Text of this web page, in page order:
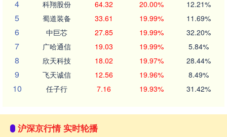
4 科翔股份 64.32 20.00% 12.21%
5 蜀道装备 33.61 19.99% 11.69%
6 中巨芯 27.85 19.99% 32.20%
7 广哈通信 19.03 19.99% 5.84%
8 欣天科技 18.02 19.97% 28.44%
9 飞天诚信 12.56 19.96% 8.49%
10 任子行 7.16 19.93% 31.42%
沪深京行情 实时轮播